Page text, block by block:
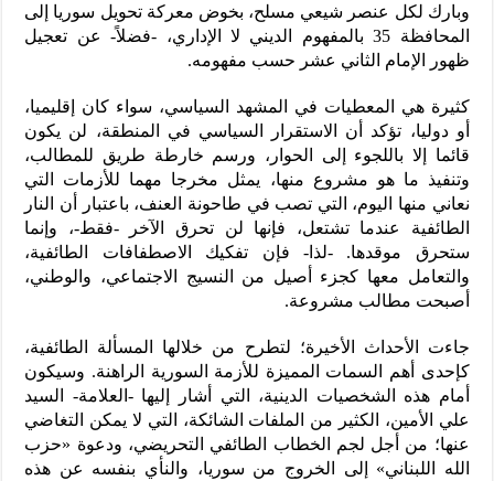
وبارك لكل عنصر شيعي مسلح، بخوض معركة تحويل سوريا إلى
المحافظة 35 بالمفهوم الديني لا الإداري، -فضلاً- عن تعجيل
ظهور الإمام الثاني عشر حسب مفهومه.
كثيرة هي المعطيات في المشهد السياسي، سواء كان إقليميا،
أو دوليا، تؤكد أن الاستقرار السياسي في المنطقة، لن يكون
قائما إلا باللجوء إلى الحوار، ورسم خارطة طريق للمطالب،
وتنفيذ ما هو مشروع منها، يمثل مخرجا مهما للأزمات التي
نعاني منها اليوم، التي تصب في طاحونة العنف، باعتبار أن النار
الطائفية عندما تشتعل، فإنها لن تحرق الآخر -فقط-، وإنما
ستحرق موقدها. -لذا- فإن تفكيك الاصطفافات الطائفية،
والتعامل معها كجزء أصيل من النسيج الاجتماعي، والوطني،
أصبحت مطالب مشروعة.
جاءت الأحداث الأخيرة؛ لتطرح من خلالها المسألة الطائفية،
كإحدى أهم السمات المميزة للأزمة السورية الراهنة. وسيكون
أمام هذه الشخصيات الدينية، التي أشار إليها -العلامة- السيد
علي الأمين، الكثير من الملفات الشائكة، التي لا يمكن التغاضي
عنها؛ من أجل لجم الخطاب الطائفي التحريضي، ودعوة «حزب
الله اللبناني» إلى الخروج من سوريا، والنأي بنفسه عن هذه